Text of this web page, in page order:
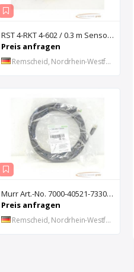
RST 4-RKT 4-602 / 0.3 m Sensor Verlänger.-Leitung VPE 4 St. - ungebraucht! -
Preis anfragen
Remscheid, Nordrhein-Westfalen, DE
Murr Art.-No. 7000-40521-7330500 Sensor-Leitung L = 5.00 m - ungebraucht! -
Preis anfragen
Remscheid, Nordrhein-Westfalen, DE